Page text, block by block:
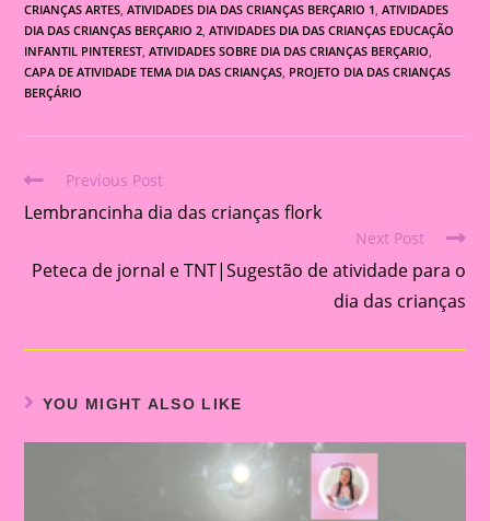
CRIANÇAS ARTES, ATIVIDADES DIA DAS CRIANÇAS BERÇARIO 1, ATIVIDADES
DIA DAS CRIANÇAS BERÇARIO 2, ATIVIDADES DIA DAS CRIANÇAS EDUCAÇÃO
INFANTIL PINTEREST, ATIVIDADES SOBRE DIA DAS CRIANÇAS BERÇARIO,
CAPA DE ATIVIDADE TEMA DIA DAS CRIANÇAS, PROJETO DIA DAS CRIANÇAS
BERÇÁRIO
Read
more
Previous Post
Lembrancinha dia das crianças flork
Next Post
Peteca de jornal e TNT|Sugestão de atividade para o
dia das crianças
YOU MIGHT ALSO LIKE